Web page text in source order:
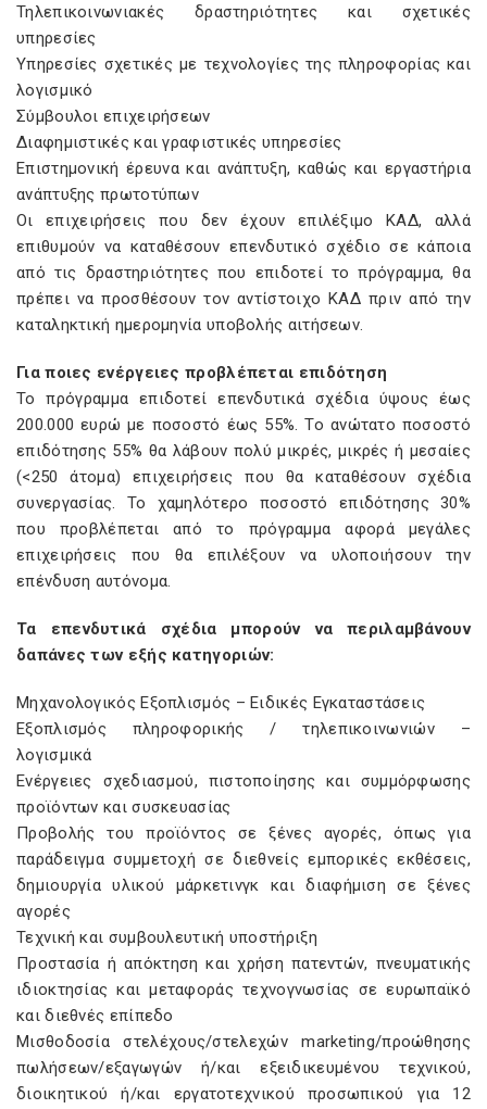
Τηλεπικοινωνιακές δραστηριότητες και σχετικές
υπηρεσίες
Υπηρεσίες σχετικές με τεχνολογίες της πληροφορίας και
λογισμικό
Σύμβουλοι επιχειρήσεων
Διαφημιστικές και γραφιστικές υπηρεσίες
Επιστημονική έρευνα και ανάπτυξη, καθώς και εργαστήρια
ανάπτυξης πρωτοτύπων
Οι επιχειρήσεις που δεν έχουν επιλέξιμο ΚΑΔ, αλλά
επιθυμούν να καταθέσουν επενδυτικό σχέδιο σε κάποια
από τις δραστηριότητες που επιδοτεί το πρόγραμμα, θα
πρέπει να προσθέσουν τον αντίστοιχο ΚΑΔ πριν από την
καταληκτική ημερομηνία υποβολής αιτήσεων.
Για ποιες ενέργειες προβλέπεται επιδότηση
Το πρόγραμμα επιδοτεί επενδυτικά σχέδια ύψους έως
200.000 ευρώ με ποσοστό έως 55%. Το ανώτατο ποσοστό
επιδότησης 55% θα λάβουν πολύ μικρές, μικρές ή μεσαίες
(<250 άτομα) επιχειρήσεις που θα καταθέσουν σχέδια
συνεργασίας. Το χαμηλότερο ποσοστό επιδότησης 30%
που προβλέπεται από το πρόγραμμα αφορά μεγάλες
επιχειρήσεις που θα επιλέξουν να υλοποιήσουν την
επένδυση αυτόνομα.
Τα επενδυτικά σχέδια μπορούν να περιλαμβάνουν
δαπάνες των εξής κατηγοριών:
Μηχανολογικός Εξοπλισμός – Ειδικές Εγκαταστάσεις
Εξοπλισμός πληροφορικής / τηλεπικοινωνιών –
λογισμικά
Ενέργειες σχεδιασμού, πιστοποίησης και συμμόρφωσης
προϊόντων και συσκευασίας
Προβολής του προϊόντος σε ξένες αγορές, όπως για
παράδειγμα συμμετοχή σε διεθνείς εμπορικές εκθέσεις,
δημιουργία υλικού μάρκετινγκ και διαφήμιση σε ξένες
αγορές
Τεχνική και συμβουλευτική υποστήριξη
Προστασία ή απόκτηση και χρήση πατεντών, πνευματικής
ιδιοκτησίας και μεταφοράς τεχνογνωσίας σε ευρωπαϊκό
και διεθνές επίπεδο
Μισθοδοσία στελέχους/στελεχών marketing/προώθησης
πωλήσεων/εξαγωγών ή/και εξειδικευμένου τεχνικού,
διοικητικού ή/και εργατοτεχνικού προσωπικού για 12